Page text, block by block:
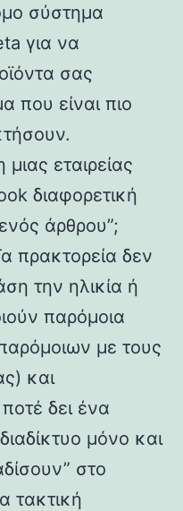
σύστημα
για να
σας
που είναι πιο
εταιρείας
διαφορετική
άρθρου”;
πρακτορεία δεν
την ηλικία ή
παρόμοια
με τους
και
δει ένα
μόνο και
στο
τακτική